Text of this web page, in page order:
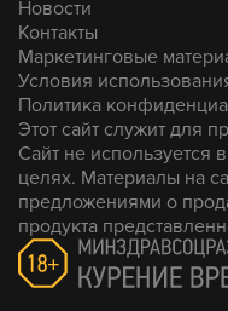
Новости
Контакты
Маркетинговые
Условия
Политика
Этот сайт служит для
Сайт не используется
целях. Материалы на
предложениями о
продукта